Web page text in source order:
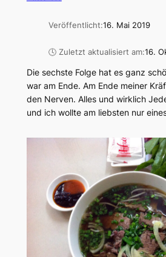
Veröffentlicht:16. Mai 2019
🕓 Zuletzt aktualisiert am:16.
Die sechste Folge hat es ganz
war am Ende. Am Ende meiner
den Nerven. Alles und wirklich
und ich wollte am liebsten nur